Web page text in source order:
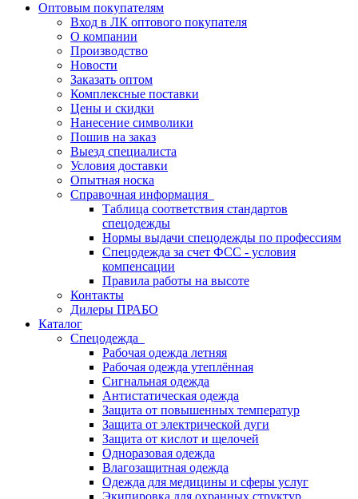
Оптовым покупателям
Вход в ЛК оптового покупателя
О компании
Производство
Новости
Заказать оптом
Комплексные поставки
Цены и скидки
Нанесение символики
Пошив на заказ
Выезд специалиста
Условия доставки
Опытная носка
Справочная информация
Таблица соответствия стандартов
спецодежды
Нормы выдачи спецодежды по профессиям
Спецодежда за счет ФСС - условия
компенсации
Правила работы на высоте
Контакты
Дилеры ПРАБО
Каталог
Спецодежда
Рабочая одежда летняя
Рабочая одежда утеплённая
Сигнальная одежда
Антистатическая одежда
Защита от повышенных температур
Защита от электрической дуги
Защита от кислот и щелочей
Одноразовая одежда
Влагозащитная одежда
Одежда для медицины и сферы услуг
Экипировка для охранных структур